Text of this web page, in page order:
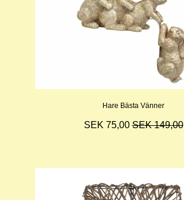
Hare Bästa Vänner
SEK 75,00SEK 149,00